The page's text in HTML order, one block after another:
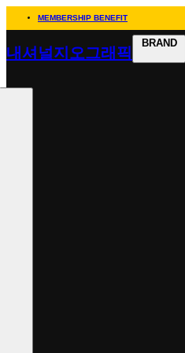
MEMBERSHIP BENEFIT
내셔널지오그래픽
BRAND